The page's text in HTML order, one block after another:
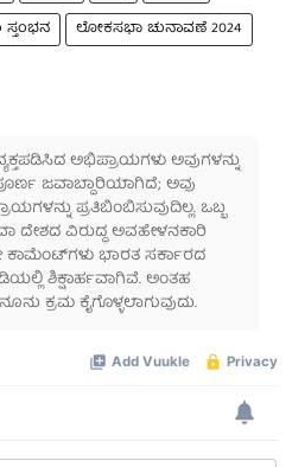
ಲೋಕಸಭಾ ಚುನಾವಣೆ 2024
ಅಭಿಪ್ರಾಯಗಳು ಅವುಗಳನ್ನು
ಜವಾಬ್ದಾರಿಯಾಗಿದೆ; ಅವು
ಪ್ರತಿಬಿಂಬಿಸುವುದಿಲ್ಲ. ಒಬ್ಬ
ದೇಶದ ವಿರುದ್ಧ ಅವಹೇಳನಕಾರಿ
ಕಾಮೆಂಟ್‌ಗಳು ಭಾರತ ಸರ್ಕಾರದ
ಶಿಕ್ಷಾರ್ಹವಾಗಿವೆ. ಅಂತಹ
ಕ್ರಮ ಕೈಗೊಳ್ಳಲಾಗುವುದು.